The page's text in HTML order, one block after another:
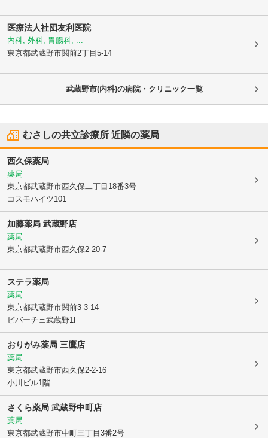
医療法人社団友利医院
内科, 外科, 胃腸科, ...
東京都武蔵野市関前2丁目5-14
武蔵野市(内科)の病院・クリニック一覧
むさしの共立診療所 近隣の薬局
西久保薬局
薬局
東京都武蔵野市西久保二丁目18番3号
コスモハイツ101
加藤薬局 武蔵野店
薬局
東京都武蔵野市西久保2-20-7
ステラ薬局
薬局
東京都武蔵野市関前3-3-14
ビバーチェ武蔵野1F
おりがみ薬局 三鷹店
薬局
東京都武蔵野市西久保2-2-16
小川ビル1階
さくら薬局 武蔵野中町店
薬局
東京都武蔵野市中町三丁目3番2号